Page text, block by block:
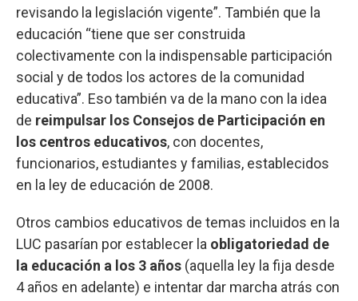
revisando la legislación vigente”. También que la
educación “tiene que ser construida
colectivamente con la indispensable participación
social y de todos los actores de la comunidad
educativa”. Eso también va de la mano con la idea
de reimpulsar los Consejos de Participación en
los centros educativos, con docentes,
funcionarios, estudiantes y familias, establecidos
en la ley de educación de 2008.
Otros cambios educativos de temas incluidos en la
LUC pasarían por establecer la obligatoriedad de
la educación a los 3 años (aquella ley la fija desde
4 años en adelante) e intentar dar marcha atrás con